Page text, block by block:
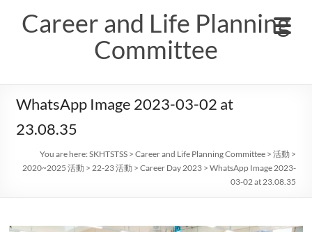
contentCareer and Life Planning
Committee
WhatsApp Image 2023-03-02 at
23.08.35
You are here:SKHTSTSS >Career and Life Planning Committee >活動 >
2020~2025 活動 >22-23 活動 >Career Day 2023 >WhatsApp Image 2023-
03-02 at 23.08.35